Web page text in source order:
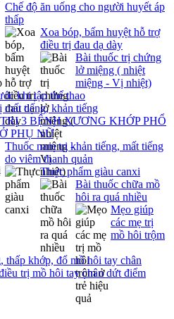
Chế độ ăn uống cho người huyết áp
thấp
Xoa bóp, bấm huyệt hỗ trợ
điều trị đau dạ dày
Bài thuốc trị chứng
lở miệng ( nhiệt
miệng - Vị nhiệt)
khi tập thể thao
tiếng, khản tiếng
3 BỆNH XƯƠNG KHỚP PHỔ
PHỤ NỮ
Thuốc nam trị khản tiếng, mất tiếng
do viêm thanh quản
Thực phẩm giàu canxi
Bài thuốc chữa mồ
hôi ra quá nhiều
Mẹo giúp
các mẹ trị
mồ hôi trộm
thấp khớp, đổ mồ hôi tay chân
trị mồ hôi tay chân dứt điểm